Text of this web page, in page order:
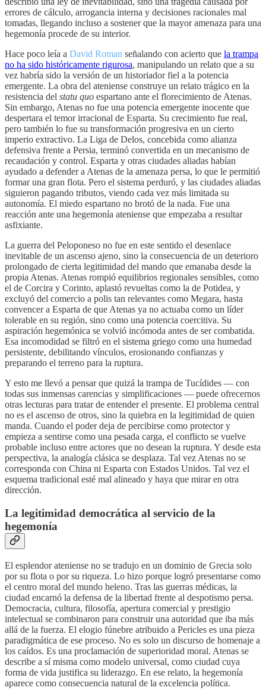
errores de cálculo, arrogancia interna y decisiones racionales mal
tomadas, llegando incluso a sostener que la mayor amenaza para una
hegemonía procede de su interior.
Hace poco leía a David Roman señalando con acierto que la trampa
no ha sido históricamente rigurosa, manipulando un relato que a su
vez habría sido la versión de un historiador fiel a la potencia
emergente. La obra del ateniense construye un relato trágico en la
resistencia del statu quo espartano ante el florecimiento de Atenas.
Sin embargo, Atenas no fue una potencia emergente inocente que
despertara el temor irracional de Esparta. Su crecimiento fue real,
pero también lo fue su transformación progresiva en un cierto
imperio extractivo. La Liga de Delos, concebida como alianza
defensiva frente a Persia, terminó convertida en un mecanismo de
recaudación y control. Esparta y otras ciudades aliadas habían
ayudado a defender a Atenas de la amenaza persa, lo que le permitió
formar una gran flota. Pero el sistema perduró, y las ciudades aliadas
siguieron pagando tributos, viendo cada vez más limitada su
autonomía. El miedo espartano no brotó de la nada. Fue una
reacción ante una hegemonía ateniense que empezaba a resultar
asfixiante.
La guerra del Peloponeso no fue en este sentido el desenlace
inevitable de un ascenso ajeno, sino la consecuencia de un deterioro
prolongado de cierta legitimidad del mando que emanaba desde la
propia Atenas. Atenas rompió equilibrios regionales sensibles, como
el de Corcira y Corinto, aplastó revueltas como la de Potidea, y
excluyó del comercio a polis tan relevantes como Megara, hasta
convencer a Esparta de que Atenas ya no actuaba como un líder
tolerable en su región, sino como una potencia coercitiva. Su
aspiración hegemónica se volvió incómoda antes de ser combatida.
Esa incomodidad se filtró en el sistema griego como una humedad
persistente, debilitando vínculos, erosionando confianzas y
preparando el terreno para la ruptura.
Y esto me llevó a pensar que quizá la trampa de Tucídides — con
todas sus inmensas carencias y simplificaciones — puede ofrecernos
otras lecturas para tratar de entender el presente. El problema central
no es el ascenso de otros, sino la quiebra en la legitimidad de quien
manda. Cuando el poder deja de percibirse como protector y
empieza a sentirse como una pesada carga, el conflicto se vuelve
probable incluso entre actores que no desean la ruptura. Y desde esta
perspectiva, la analogía clásica se desplaza. Tal vez Atenas no se
corresponda con China ni Esparta con Estados Unidos. Tal vez el
esquema tradicional esté mal alineado y haya que mirar en otra
dirección.
La legitimidad democrática al servicio de la
hegemonía
El esplendor ateniense no se tradujo en un dominio de Grecia solo
por su flota o por su riqueza. Lo hizo porque logró presentarse como
el centro moral del mundo heleno. Tras las guerras médicas, la
ciudad encarnó la defensa de la libertad frente al despotismo persa.
Democracia, cultura, filosofía, apertura comercial y prestigio
intelectual se combinaron para construir una autoridad que iba más
allá de la fuerza. El elogio fúnebre atribuido a Pericles es una pieza
paradigmática de ese proceso. No es solo un discurso de homenaje a
los caídos. Es una proclamación de superioridad moral. Atenas se
describe a sí misma como modelo universal, como ciudad cuya
forma de vida justifica su liderazgo. En ese relato, la hegemonía
aparece como consecuencia natural de la excelencia política.